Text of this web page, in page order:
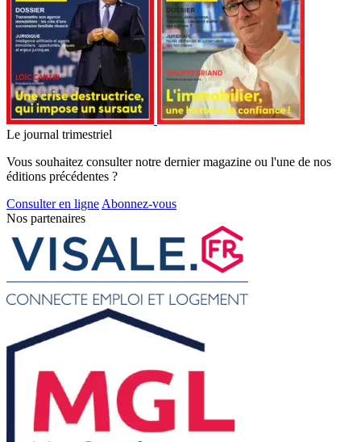
Le journal trimestriel
Vous souhaitez consulter notre dernier magazine ou l'une de nos
éditions précédentes ?
Consulter en ligne Abonnez-vous
Nos partenaires